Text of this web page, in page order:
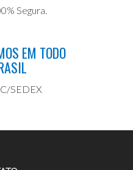
Segura.
EM TODO
SEDEX